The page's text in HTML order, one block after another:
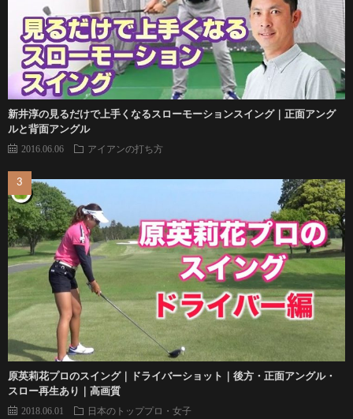
新井淳の見るだけで上手くなるスローモーションスイング｜正面アング
ルと背面アングル
2016.06.06 アイアンの打ち方
原英莉花プロのスイング｜ドライバーショット｜後方・正面アングル・
スロー再生あり｜高画質
2018.06.01 日本のトッププロ・女子